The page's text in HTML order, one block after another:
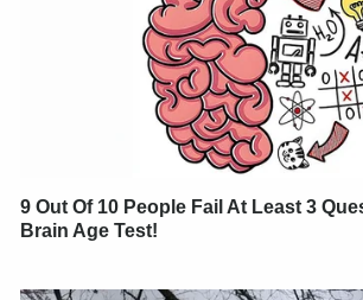
9 Out Of 10 People Fail At Least 3
Brain Age Test!